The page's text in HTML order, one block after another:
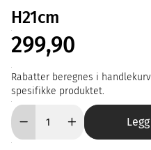
H21cm
299,90
Rabatter beregnes i
spesifikke produktet.